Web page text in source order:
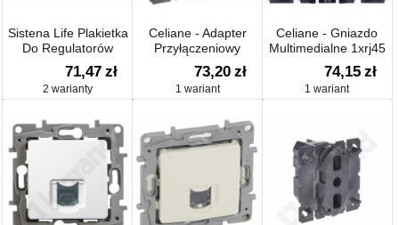
Sistena Life Plakietka
Do Regulatorów
Oświetlenia
Przyciskowych
71,47 zł
2 warianty
Celiane - Adapter
Przyłączeniowy
Systimax
73,20 zł
1 wariant
Celiane - Gniazdo
Multimedialne 1xrj45
Stp Kat.6
74,15 zł
1 wariant